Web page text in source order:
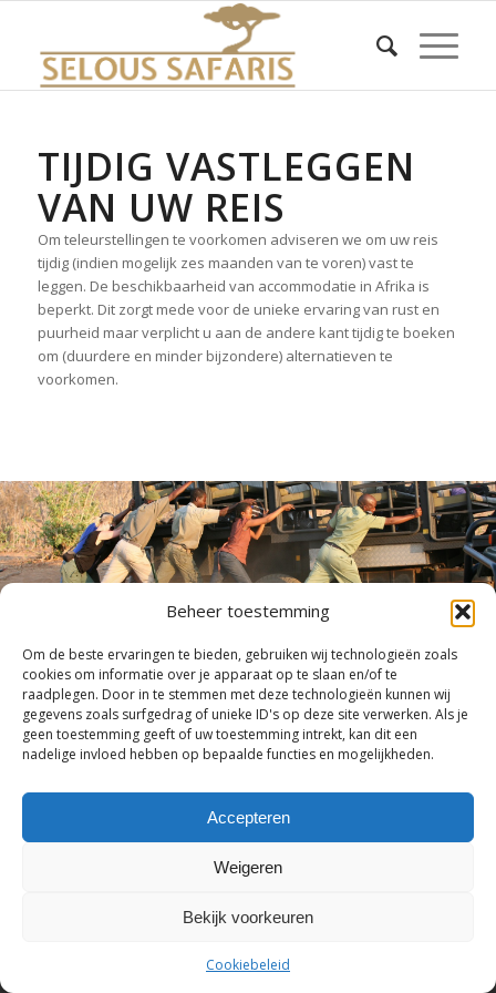
Beheer toestemming
Om de beste ervaringen te bieden, gebruiken wij technologieën zoals
cookies om informatie over je apparaat op te slaan en/of te
raadplegen. Door in te stemmen met deze technologieën kunnen wij
gegevens zoals surfgedrag of unieke ID's op deze site verwerken. Als je
geen toestemming geeft of uw toestemming intrekt, kan dit een
nadelige invloed hebben op bepaalde functies en mogelijkheden.
Accepteren
Weigeren
Bekijk voorkeuren
Cookiebeleid
TIJDIG VASTLEGGEN
VAN UW REIS
Om teleurstellingen te voorkomen adviseren we om uw reis
tijdig (indien mogelijk zes maanden van te voren) vast te
leggen. De beschikbaarheid van accommodatie in Afrika is
beperkt. Dit zorgt mede voor de unieke ervaring van rust en
puurheid maar verplicht u aan de andere kant tijdig te boeken
om (duurdere en minder bijzondere) alternatieven te
voorkomen.
Tel. +31 (0)26 - 379 09 77 | info@seloussafaris.com | © Copyright -
Selous Safaris | Foto's op deze website zijn beschikbaar gesteld door
Wilderness Safaris en de heer De Voogt.